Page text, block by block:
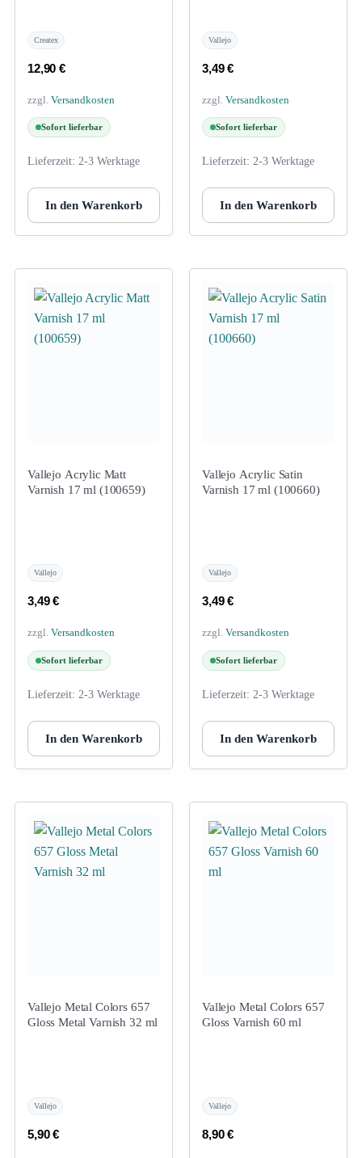
Createx
12,90€
zzgl. Versandkosten
Sofort lieferbar
Lieferzeit: 2-3 Werktage
In den Warenkorb
Vallejo
3,49€
zzgl. Versandkosten
Sofort lieferbar
Lieferzeit: 2-3 Werktage
In den Warenkorb
Vallejo Acrylic Matt
Varnish 17 ml (100659)
Vallejo
3,49€
zzgl. Versandkosten
Sofort lieferbar
Lieferzeit: 2-3 Werktage
In den Warenkorb
Vallejo Acrylic Satin
Varnish 17 ml (100660)
Vallejo
3,49€
zzgl. Versandkosten
Sofort lieferbar
Lieferzeit: 2-3 Werktage
In den Warenkorb
Vallejo Metal Colors 657
Gloss Metal Varnish 32 ml
Vallejo
5,90€
Vallejo Metal Colors 657
Gloss Varnish 60 ml
Vallejo
8,90€